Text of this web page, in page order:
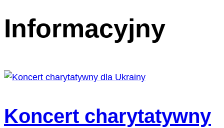
Informacyjny
Koncert charytatywny